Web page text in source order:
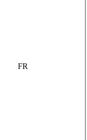
FR